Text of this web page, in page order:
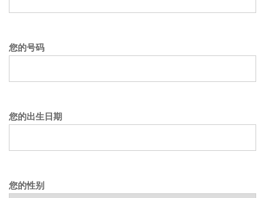
您的号码
您的出生日期
您的性别